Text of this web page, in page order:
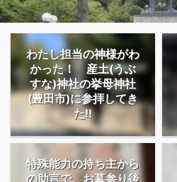
わたし担当の神様がわ
かった！ 産土(うぶ
すな)神社の挙母神社
(豊田市)に参拝してき
た!!
特殊能力の持ち主から
の助言で、お墓参り後